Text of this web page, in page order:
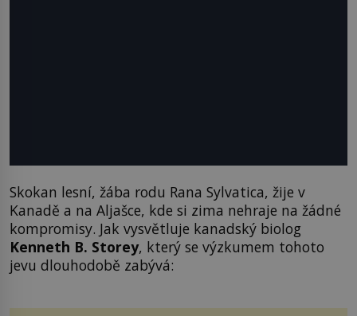
Skokan lesní, žába rodu Rana Sylvatica, žije v
Kanadě a na Aljašce, kde si zima nehraje na žádné
kompromisy. Jak vysvětluje kanadský biolog
Kenneth B. Storey, který se výzkumem tohoto
jevu dlouhodobě zabývá: